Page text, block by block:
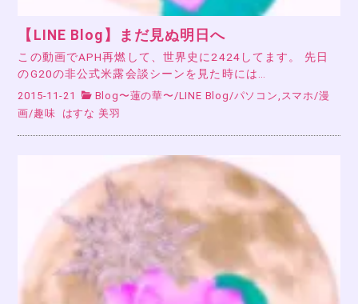
【LINE Blog】まだ見ぬ明日へ
この動画でAPH再燃して、世界史に2424してます。 先日
のG20の非公式米露会談シーンを見た時には…
2015-11-21 Blog〜蓮の華〜 /LINE Blog /パソコン,スマホ /漫
画/趣味 はすな 美羽